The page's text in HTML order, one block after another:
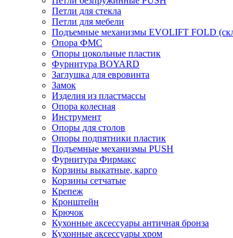
Петли для стекла
Петли для мебели
Подъемные механизмы EVOLIFT FOLD
Опора ФМС
Опоры цокольные пластик
Фурнитура BOYARD
Заглушка для евровинта
Замок
Изделия из пластмассы
Опора колесная
Инструмент
Опоры для столов
Опоры подпятники пластик
Подъемные механизмы PUSH
Фурнитура Фирмакс
Корзины выкатные, карго
Корзины сетчатые
Крепеж
Кронштейн
Крючок
Кухонные аксессуары античная бронза
Кухонные аксессуары хром